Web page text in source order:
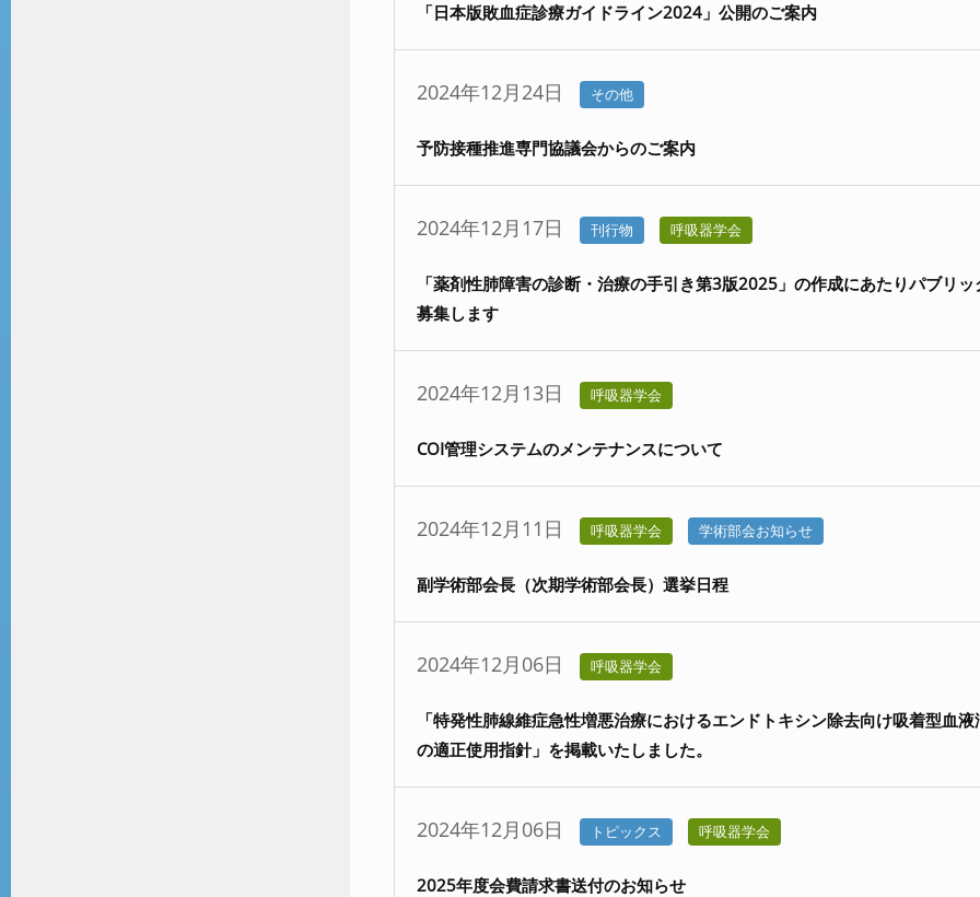
「日本版敗血症診療ガイドライン2024」公開のご案内
2024年12月24日 その他
予防接種推進専門協議会からのご案内
2024年12月17日 刊行物 呼吸器学会
「薬剤性肺障害の診断・治療の手引き第3版2025」の作成にあたりパブリ
募集します
2024年12月13日 呼吸器学会
COI管理システムのメンテナンスについて
2024年12月11日 呼吸器学会 学術部会お知らせ
副学術部会長（次期学術部会長）選挙日程
2024年12月06日 呼吸器学会
「特発性肺線維症急性増悪治療におけるエンドトキシン除去向け吸着型血
の適正使用指針」を掲載いたしました。
2024年12月06日 トピックス 呼吸器学会
2025年度会費請求書送付のお知らせ